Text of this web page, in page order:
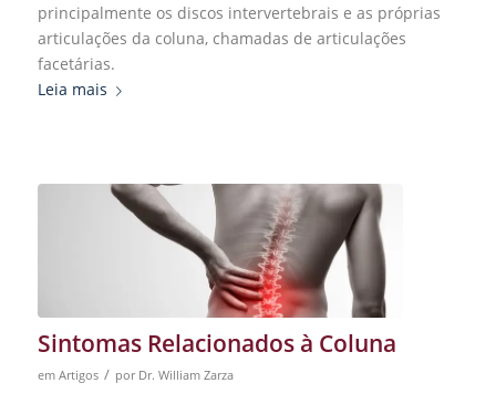
principalmente os discos intervertebrais e as próprias
articulações da coluna, chamadas de articulações
facetárias.
Leia mais
Sintomas Relacionados à Coluna
em Artigos / por Dr. William Zarza